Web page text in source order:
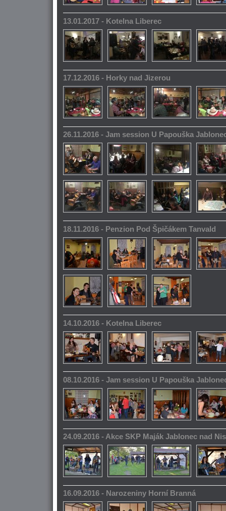
13.01.2017 - Kotelna Liberec
17.12.2016 - Horky nad Jizerou
26.11.2016 - Jam session U Papouška
18.11.2016 - Penzion Pod Špičákem Tanvald
14.10.2016 - Kotelna Liberec
08.10.2016 - Jam session U Papouška
24.09.2016 - Akce SKP Maják Jablonec nad
16.09.2016 - Narozeniny Horní Branná